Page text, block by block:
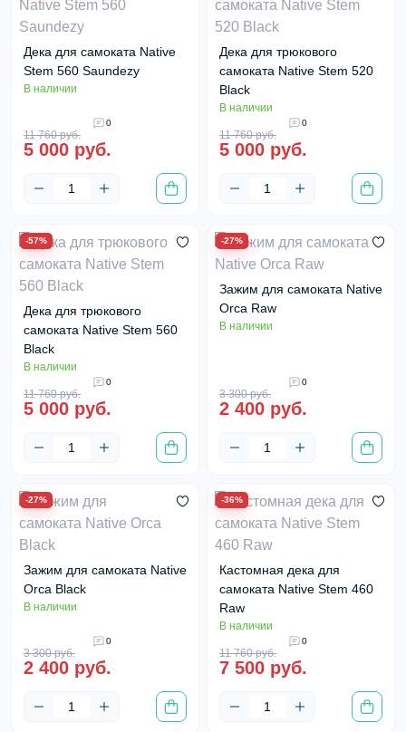
Дека для самоката Native
Stem 560 Saundezy
В наличии
0
11 760 руб.
5 000 руб.
Дека для трюкового
самоката Native Stem 520
Black
В наличии
0
11 760 руб.
5 000 руб.
-57%
Дека для трюкового
самоката Native Stem 560
Black
В наличии
0
11 760 руб.
5 000 руб.
-27%
Зажим для самоката Native
Orca Raw
В наличии
0
3 300 руб.
2 400 руб.
-27%
Зажим для самоката Native
Orca Black
В наличии
0
3 300 руб.
2 400 руб.
-36%
Кастомная дека для
самоката Native Stem 460
Raw
В наличии
0
11 760 руб.
7 500 руб.